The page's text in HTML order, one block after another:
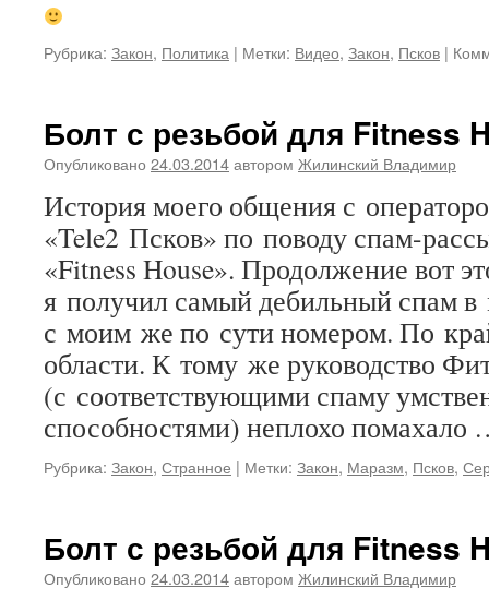
Рубрика: Закон, Политика | Метки: Видео, Закон, Псков |
Болт с резьбой для Fitness
Опубликовано 24.03.2014автором Жилинский Владимир
История моего общения с
«Tele2 Псков» по поводу спам-
«Fitness House». Продолжение вот
я получил самый дебильный спам
с моим же по сути номером. По
области. К тому же руководство
(с соответствующими спаму
способностями) неплохо
Рубрика: Закон, Странное | Метки: Закон, Маразм, Псков,
Болт с резьбой для Fitness
Опубликовано 24.03.2014автором Жилинский Владимир